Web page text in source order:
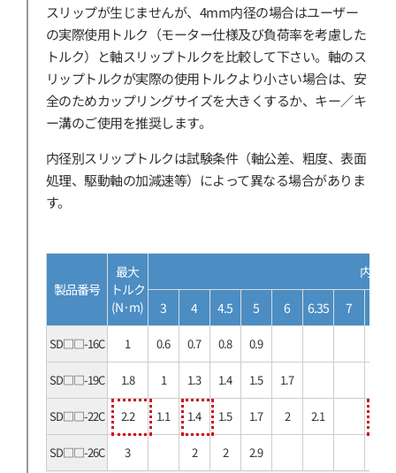
スリップが生じませんが、4mm内径の場合はユーザー
の実際使用トルク（モーター仕様及び負荷率を考慮した
トルク）と軸スリップトルクを比較して下さい。軸のス
リップトルクが実際の使用トルクより小さい場合は、安
全のためカップリングサイズを大きくするか、キー／キ
ー溝のご使用を推奨します。
内径別スリップトルクは試験条件（軸公差、粗度、表面
処理、駆動軸の加減速等）によって異なる場合がありま
す。
製品番号
最大
トルク
(N·m)
内径
3 4 4.5 5 6 6.35 7
SD□□-16C 1 0.6 0.7 0.8 0.9
SD□□-19C 1.8 1 1.3 1.4 1.5 1.7
SD□□-22C 2.2 1.1 1.4 1.5 1.7 2 2.1
SD□□-26C 3 2 2 2.9